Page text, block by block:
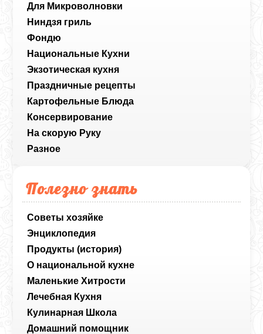
Для Микроволновки
Ниндзя гриль
Фондю
Национальные Кухни
Экзотическая кухня
Праздничные рецепты
Картофельные Блюда
Консервирование
На скорую Руку
Разное
Полезно знать
Советы хозяйке
Энциклопедия
Продукты (история)
О национальной кухне
Маленькие Хитрости
Лечебная Кухня
Кулинарная Школа
Домашний помощник